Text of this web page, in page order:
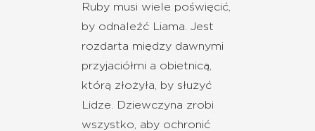
Ruby musi wiele poświęcić,
by odnaleźć Liama. Jest
rozdarta między dawnymi
przyjaciółmi a obietnicą,
którą złożyła, by służyć
Lidze. Dziewczyna zrobi
wszystko, aby ochronić